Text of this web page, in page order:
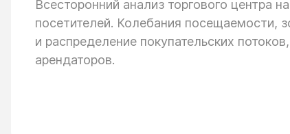
Всесторонний анализ торгового центра
посетителей. Колебания посещаемости,
и распределение покупательских
арендаторов.